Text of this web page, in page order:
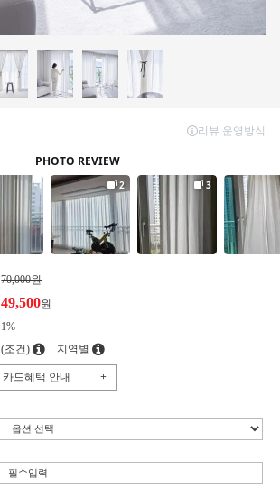
70,000원
49,500원
1%
(조건) 지역별
카드혜택 안내 +